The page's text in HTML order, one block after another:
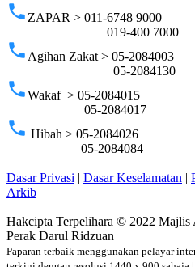
phone ZAPAR > 011-6748 9000
019-400 7000
phone Agihan Zakat > 05-2084003
05-2084130
phoneWakaf > 05-2084015
05-2084017
phone Hibah > 05-2084026
05-2084084
Dasar Privasi | Dasar Keselamatan |
Arkib
Hakcipta Terpelihara © 2022 Majlis
Perak Darul Ridzuan
Paparan terbaik menggunakan pelayar